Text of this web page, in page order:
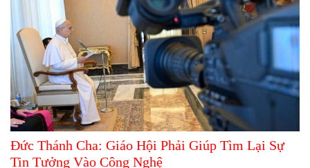
Đức Thánh Cha: Giáo Hội Phải Giúp Tìm Lại Sự
Tin Tưởng Vào Công Nghệ